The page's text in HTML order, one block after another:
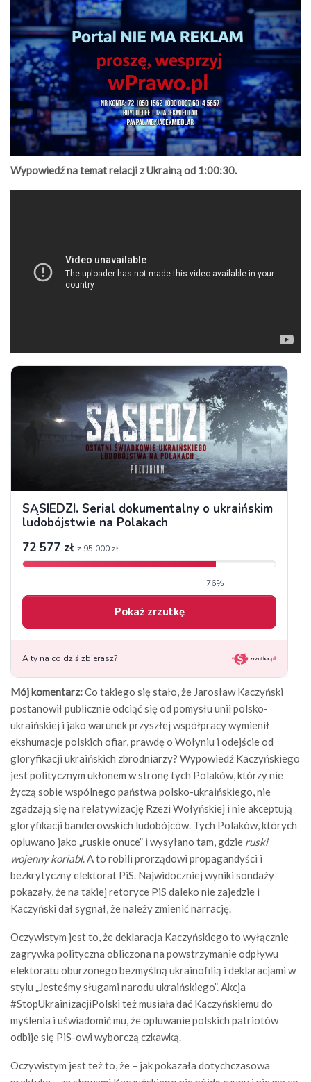
Wypowiedź na temat relacji z Ukrainą od 1:00:30.
Mój komentarz:Co takiego się stało, że Jarosław Kaczyński
postanowił publicznie odciąć się od pomysłu unii polsko-
ukraińskiej i jako warunek przyszłej współpracy wymienił
ekshumacje polskich ofiar, prawdę o Wołyniu i odejście od
gloryfikacji ukraińskich zbrodniarzy? Wypowiedź Kaczyńskiego
jest politycznym ukłonem w stronę tych Polaków, którzy nie
życzą sobie wspólnego państwa polsko-ukraińskiego, nie
zgadzają się na relatywizację Rzezi Wołyńskiej i nie akceptują
gloryfikacji banderowskich ludobójców. Tych Polaków, których
opluwano jako „ruskie onuce” i wysyłano tam, gdzie ruski
wojenny koriabl. A to robili prorządowi propagandyści i
bezkrytyczny elektorat PiS. Najwidoczniej wyniki sondaży
pokazały, że na takiej retoryce PiS daleko nie zajedzie i
Kaczyński dał sygnał, że należy zmienić narrację.
Oczywistym jest to, że deklaracja Kaczyńskiego to wyłącznie
zagrywka polityczna obliczona na powstrzymanie odpływu
elektoratu oburzonego bezmyślną ukrainofilią i deklaracjami w
stylu „Jesteśmy sługami narodu ukraińskiego”. Akcja
#StopUkrainizacjiPolski też musiała dać Kaczyńskiemu do
myślenia i uświadomić mu, że opluwanie polskich patriotów
odbije się PiS-owi wyborczą czkawką.
Oczywistym jest też to, że – jak pokazała dotychczasowa